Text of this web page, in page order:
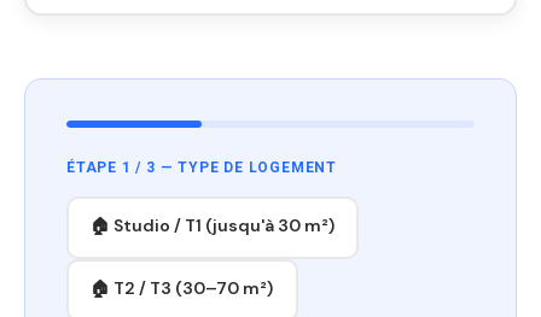
ÉTAPE 1 / 3 — TYPE DE LOGEMENT
🏠 Studio / T1 (jusqu'à 30 m²)
🏠 T2 / T3 (30–70 m²)